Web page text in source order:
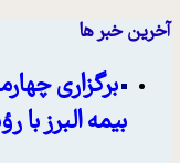
آخرین خبر ها
برگزاری
بیمه البرز